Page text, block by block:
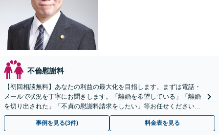
不倫慰謝料
【初回相談無料】あなたの利益の最大化を目指します。まずは電話・
メールで状況を丁寧にお聞きします。「離婚を希望している」「離婚
を切り出された」「不貞の慰謝料請求をしたい」等お任せください。
【リーズナブルな料金設定】
事例を見る(3件) 料金表を見る